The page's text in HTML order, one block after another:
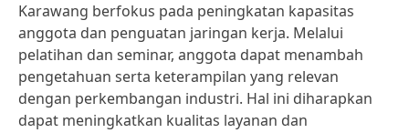
Karawang berfokus pada peningkatan kapasitas
anggota dan penguatan jaringan kerja. Melalui
pelatihan dan seminar, anggota dapat menambah
pengetahuan serta keterampilan yang relevan
dengan perkembangan industri. Hal ini diharapkan
dapat meningkatkan kualitas layanan dan